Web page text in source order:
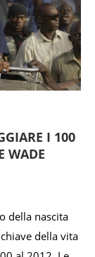
I 100
WADE
della nascita
della vita